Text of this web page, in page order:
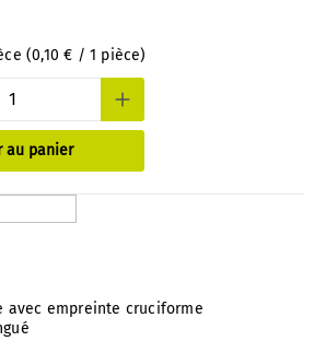
(0,10 € / 1 pièce)
au panier
avec empreinte cruciforme